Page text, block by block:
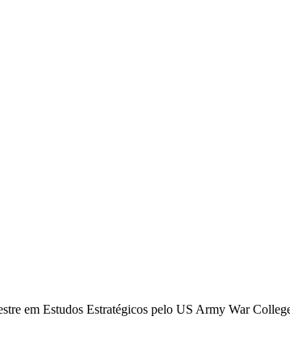
em Estudos Estratégicos pelo US Army War